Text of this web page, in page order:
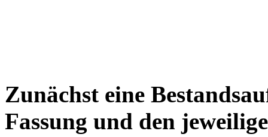
Zunächst eine
Fassung und den